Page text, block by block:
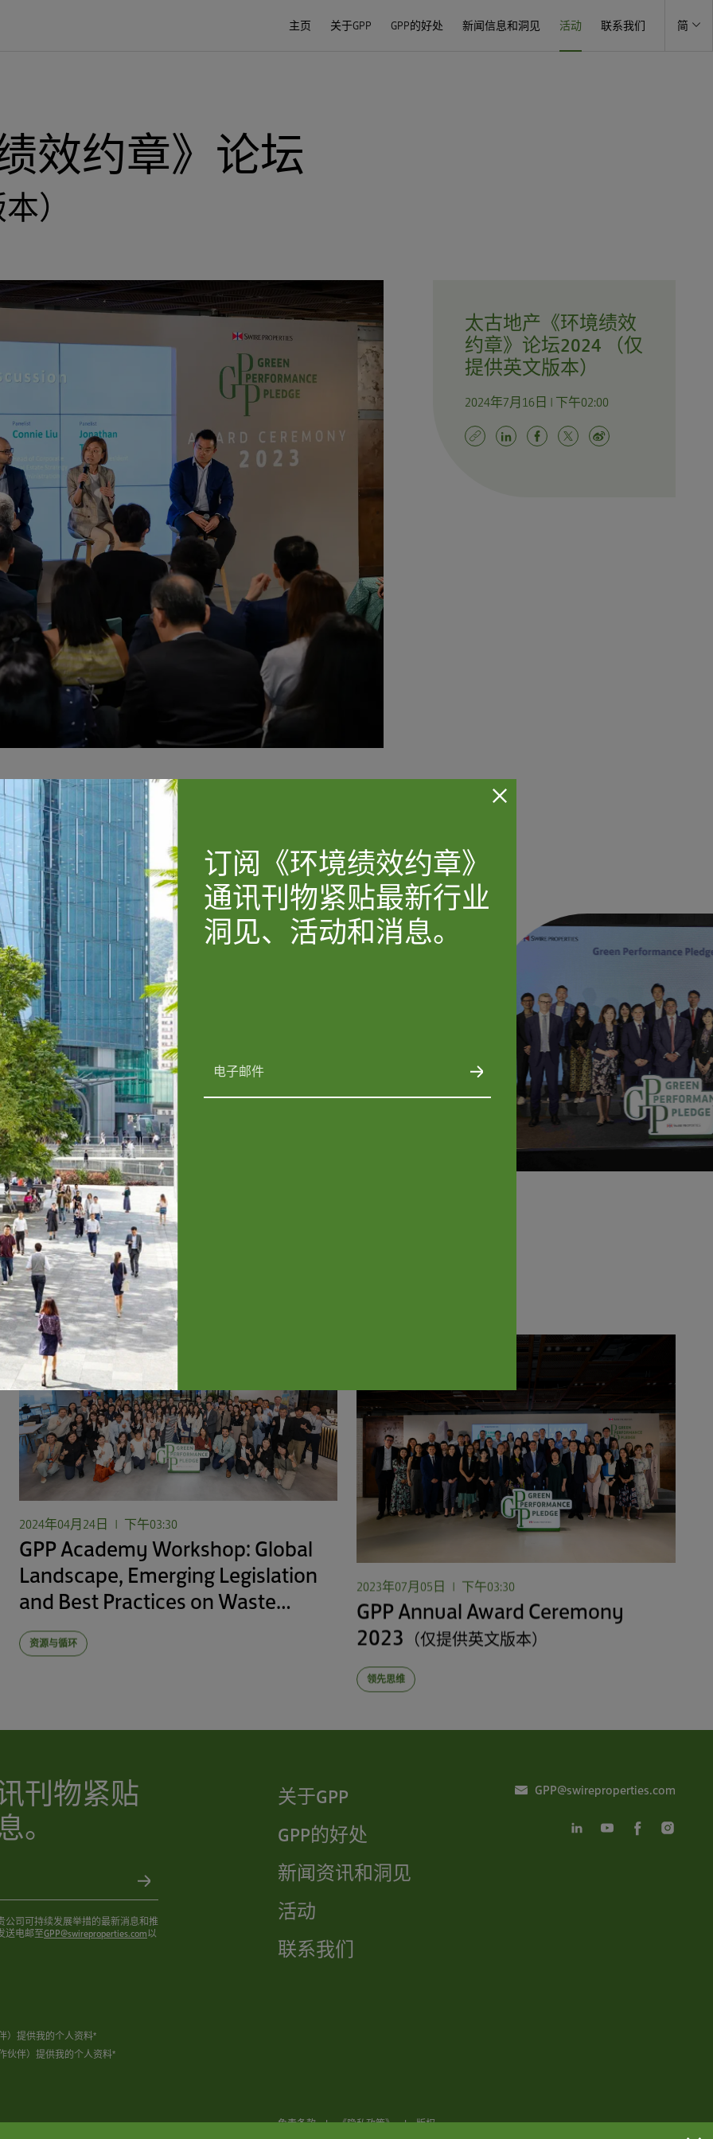
主页 关于GPP GPP的好处 新闻信息和洞见 活动 联系我们 简
效约章》论坛
）
太古地产《环境绩效
约章》论坛2024
（仅
提供英文版本）
2024年7月16日 | 下午02:00
2024年04月24日 | 下午03:30
GPP Academy Workshop: Global
Landscape, Emerging Legislation
and Best Practices on Waste
Reduction and Circularity
文版本）
资源与循环
2023年07月05日 | 下午03:30
GPP Annual Award Ceremony
2023 （仅提供英文版本）
领先思维
刊物紧贴
。
公司可持续发展举措的最新消息和推
送电邮至GPP@swireproperties.com以
）提供我的个人资料*
伙伴）提供我的个人资料*
关于GPP
GPP的好处
新闻资讯和洞见
活动
联系我们
GPP@swireproperties.com
免责条款 | 《隐私政策》 | 版权
订阅《环境绩效约章》
通讯刊物紧贴最新行业
洞见、活动和消息。
电子邮件